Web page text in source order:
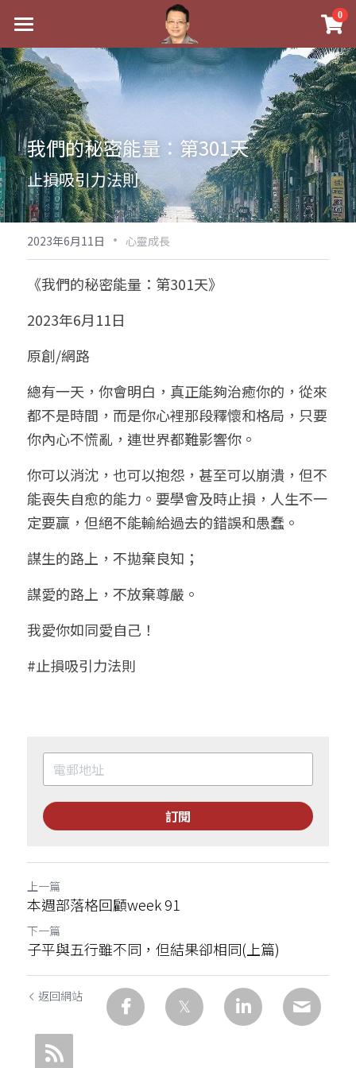
0
最新消息
關於我
實體經營
祖傳命理
手工印鑑
課程介紹
五行八字學
後天派陽宅
Blog
黃金會員專區
八字雜記
心靈成長
人氣最高
站長精選
臉書生活
試閱專區
Podcast聽書
團隊訓練營
八字視頻
陽宅視頻
線上直播
線上學苑
八字初階班1
八字初階班2
八字進階班
八字中階班
五人實戰班
五行計算初階班
五行計算高階班
團隊訓練營
命理商城
八字完整班
《十神高階實戰錄》完整典藏版
科學八字推理PDF
小兒命名
我的著作
科學八字推理1
科學八字推理2
科學八字輕鬆學
輕鬆學會科學八字推理
與我預約
批命預約
上課預約
常見問題
登錄/註冊
搜索
繁體中文
support@p8zicourse.com
五行八字線上班
我們的秘密能量：第301天
止損吸引力法則
2023年6月11日 · 心靈成長
《我們的秘密能量：第301天》
2023年6月11日
原創/網路
總有一天，你會明白，真正能夠治癒你的，從來
都不是時間，而是你心裡那段釋懷和格局，只要
你內心不慌亂，連世界都難影響你。
你可以消沈，也可以抱怨，甚至可以崩潰，但不
能喪失自愈的能力。要學會及時止損，人生不一
定要贏，但絕不能輸給過去的錯誤和愚蠢。
謀生的路上，不拋棄良知；
謀愛的路上，不放棄尊嚴。
我愛你如同愛自己！
#止損吸引力法則
訂閱
上一篇
本週部落格回顧week 91
下一篇
子平與五行雖不同，但結果卻相同(上篇)
返回網站
×
商品分類
八字線上完整班
科學八字推理PDF
《十神高階實戰錄》完整典藏版
1美元超值PDF